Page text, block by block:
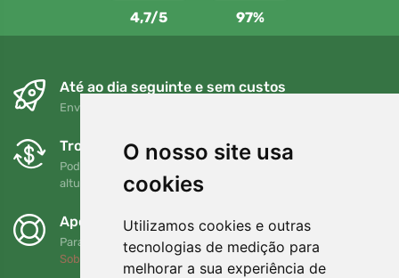
O nosso site usa
cookies
Utilizamos cookies e outras
tecnologias de medição para
melhorar a sua experiência de
4,7/5 97%
Até ao dia seguinte e sem custos
Envio gratuito para encomendas superiores a 80 EUR
Trocas e devoluções gratuitas
Pode devolver ou trocar a sua encomenda em qualquer
altura no prazo de 90 dias
Apoiamos a Trees.org
Para cada encomenda plantamos uma árvore! Leia mais
Sobre nós